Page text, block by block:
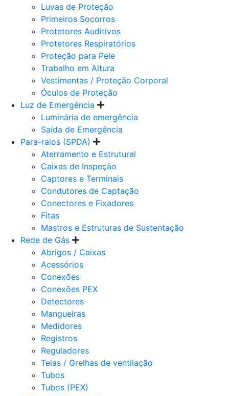
Luvas de Proteção
Primeiros Socorros
Protetores Auditivos
Protetores Respiratórios
Proteção para Pele
Trabalho em Altura
Vestimentas / Proteção Corporal
Óculos de Proteção
Luz de Emergência
Luminária de emergência
Saída de Emergência
Para-raios (SPDA)
Aterramento e Estrutural
Caixas de Inspeção
Captores e Terminais
Condutores de Captação
Conectores e Fixadores
Fitas
Mastros e Estruturas de Sustentação
Rede de Gás
Abrigos / Caixas
Acessórios
Conexões
Conexões PEX
Detectores
Mangueiras
Medidores
Registros
Reguladores
Telas / Grelhas de ventilação
Tubos
Tubos (PEX)